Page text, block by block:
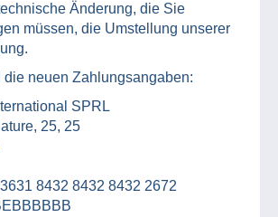
Änderung, die Sie
müssen, die Umstellung unserer
die neuen Zahlungsangaben:
SPRL
25, 25
8432 8432 8432 2672